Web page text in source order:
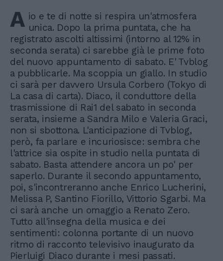
A io e te di notte si respira un'atmosfera
unica. Dopo la prima puntata, che ha
registrato ascolti altissimi (intorno al 12% in
seconda serata) ci sarebbe già le prime foto
del nuovo appuntamento di sabato. E' Tvblog
a pubblicarle. Ma scoppia un giallo. In studio
ci sarà per davvero Ursula Corbero (Tokyo di
La casa di carta). Diaco, il conduttore della
trasmissione di Rai1 del sabato in seconda
serata, insieme a Sandra Milo e Valeria Graci,
non si sbottona. L'anticipazione di Tvblog,
però, fa parlare e incuriosisce: sembra che
l'attrice sia ospite in studio nella puntata di
sabato. Basta attendere ancora un po' per
saperlo. Durante il secondo appuntamento,
poi, s'incontreranno anche Enrico Lucherini,
Melissa P, Santino Fiorillo, Vittorio Sgarbi. Ma
ci sarà anche un omaggio a Renato Zero.
Tutto all'insegna della musica e dei
sentimenti: colonna portante di un nuovo
ritmo di racconto televisivo inaugurato da
Pierluigi Diaco durante i mesi passati.